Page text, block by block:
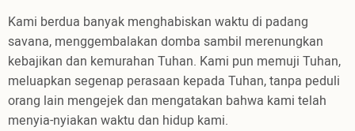
Kami berdua banyak menghabiskan waktu di padang
savana, menggembalakan domba sambil merenungkan
kebajikan dan kemurahan Tuhan. Kami pun memuji Tuhan,
meluapkan segenap perasaan kepada Tuhan, tanpa peduli
orang lain mengejek dan mengatakan bahwa kami telah
menyia-nyiakan waktu dan hidup kami.